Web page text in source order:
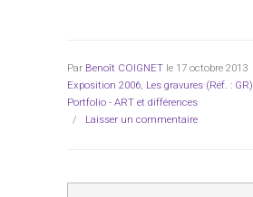
Par Benoît COIGNET le 17 octobre 2013
Exposition 2006, Les gravures (Réf. : GR)
Portfolio - ART et différences
/ Laisser un commentaire